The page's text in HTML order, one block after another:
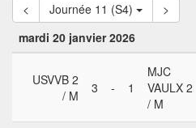
< Journée 11 (S4)
>
mardi 20 janvier 2026
USVVB 2
/ M
3 - 1
MJC
VAULX 2
/ M